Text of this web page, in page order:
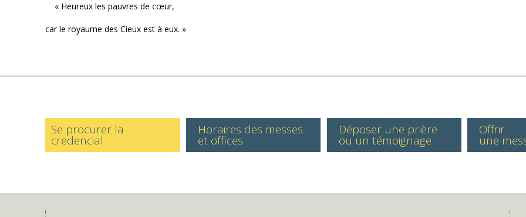
« Heureux les pauvres de cœur,
car le royaume des Cieux est à eux. »
Se procurer la
credencial
Horaires des messes
et offices
Déposer une prière
ou un témoignage
Offrir
une